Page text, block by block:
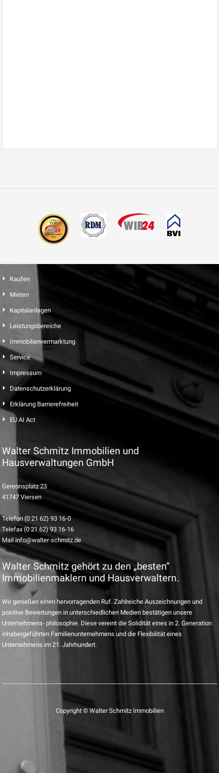
Kaufen
Mieten
Kapitalanlagen
Leistungsbereiche
Immobilienvermarktung
Service
Impressum
Datenschutzerklärung
Erklärung Barrierefreiheit
EU AI Act
Walter Schmitz Immobilien und
Hausverwaltungen GmbH
Gereonsplatz 23
41747 Viersen
Telefon (0 21 62) 93 16-0
Telefax (0 21 62) 93 16-16
Mail info@walter-schmitz.de
Walter Schmitz gehört zu den „besten“
Immobilienmaklern und Hausverwaltern.
Wir genießen einen hervorragenden Ruf. Zahlreiche Auszeichnungen und
positive Bewertungen in unterschiedlichen Medien bestätigen unsere
Unternehmens- philosophie. Diese vereint die Solidität eines in 2. Generation
inhabergeführten Familienunternehmens und die Flexibilität eines
Unternehmens im 21. Jahrhundert.
Copyright © Walter Schmitz Immobilien